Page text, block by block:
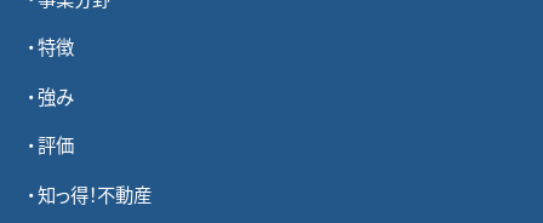
特徴
強み
評価
知っ得！不動産